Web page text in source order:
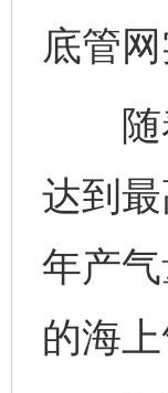
底管
随着
达到
年产
的海上